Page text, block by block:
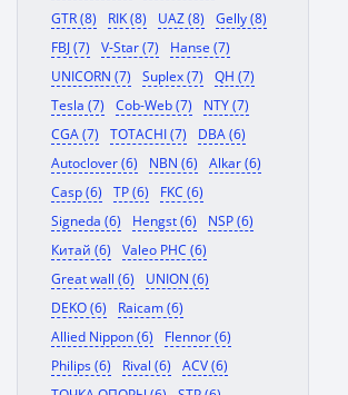
GTR (8)
RIK (8) UAZ (8)
Gelly (8)
FBJ (7)
V-Star (7)
Hanse (7)
UNICORN (7)
Suplex (7)
QH (7)
Tesla (7)
Cob-Web (7)
NTY (7)
CGA (7)
TOTACHI (7)
DBA (6)
Autoclover (6)
NBN (6)
Alkar (6)
Casp (6)
TP (6)
FKC (6)
Signeda (6)
Hengst (6)
NSP (6)
Китай (6)
Valeo PHC (6)
Great wall (6)
UNION (6)
DEKO (6)
Raicam (6)
Allied Nippon (6)
Flennor (6)
Philips (6)
Rival (6)
ACV (6)